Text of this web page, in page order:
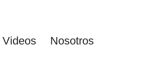
Videos Nosotros